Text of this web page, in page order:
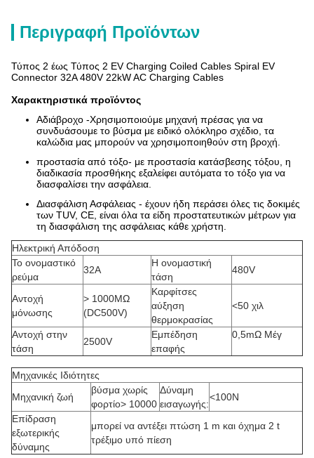
Περιγραφή Προϊόντων
Τύπος 2 έως Τύπος 2 EV Charging Coiled Cables Spiral EV
Connector 32A 480V 22kW AC Charging Cables
Χαρακτηριστικά προϊόντος
Αδιάβροχο -Χρησιμοποιούμε μηχανή πρέσας για να
συνδυάσουμε το βύσμα με ειδικό ολόκληρο σχέδιο, τα
καλώδια μας μπορούν να χρησιμοποιηθούν στη βροχή.
προστασία από τόξο- με προστασία κατάσβεσης τόξου, η
διαδικασία προσθήκης εξαλείφει αυτόματα το τόξο για να
διασφαλίσει την ασφάλεια.
Διασφάλιση Ασφάλειας - έχουν ήδη περάσει όλες τις δοκιμές
των TUV, CE, είναι όλα τα είδη προστατευτικών μέτρων για
τη διασφάλιση της ασφάλειας κάθε χρήστη.
Ηλεκτρική Απόδοση
Το ονομαστικό
ρεύμα
32Α
Η ονομαστική
τάση
480V
Αντοχή
μόνωσης
> 1000MΩ
(DC500V)
Καρφίτσες
αύξηση
θερμοκρασίας
<50 χιλ
Αντοχή στην
τάση
2500V
Εμπέδηση
επαφής
0,5mΩ Μέγ
Μηχανικές Ιδιότητες
Μηχανική ζωή
βύσμα χωρίς
φορτίο> 10000
Δύναμη
εισαγωγής:
<100Ν
Επίδραση
εξωτερικής
δύναμης
μπορεί να αντέξει πτώση 1 m και όχημα 2 t
τρέξιμο υπό πίεση